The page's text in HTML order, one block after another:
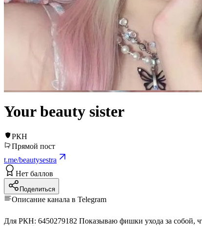
Your beauty sister
РКН
Прямой пост
t.me/beautysestra
Нет баллов
Поделиться
Описание канала в Telegram
Для РКН: 6450279182 Показываю фишки ухода за собой,